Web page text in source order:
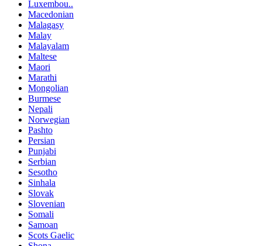
Luxembou..
Macedonian
Malagasy
Malay
Malayalam
Maltese
Maori
Marathi
Mongolian
Burmese
Nepali
Norwegian
Pashto
Persian
Punjabi
Serbian
Sesotho
Sinhala
Slovak
Slovenian
Somali
Samoan
Scots Gaelic